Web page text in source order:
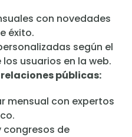
con novedades
éxito.
según el
usuarios en la web.
públicas:
mensual con expertos
congresos de